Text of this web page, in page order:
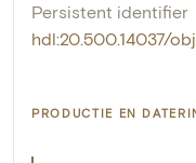
Persistent identifier
hdl:20.500.14037/
PRODUCTIE EN